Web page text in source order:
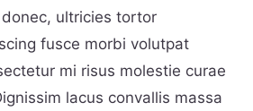
ultricies tortor
fusce morbi volutpat
mi risus molestie curae
lacus convallis massa